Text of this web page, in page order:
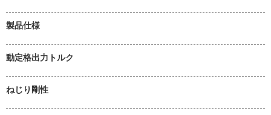
製品仕様
動定格出力トルク
ねじり剛性